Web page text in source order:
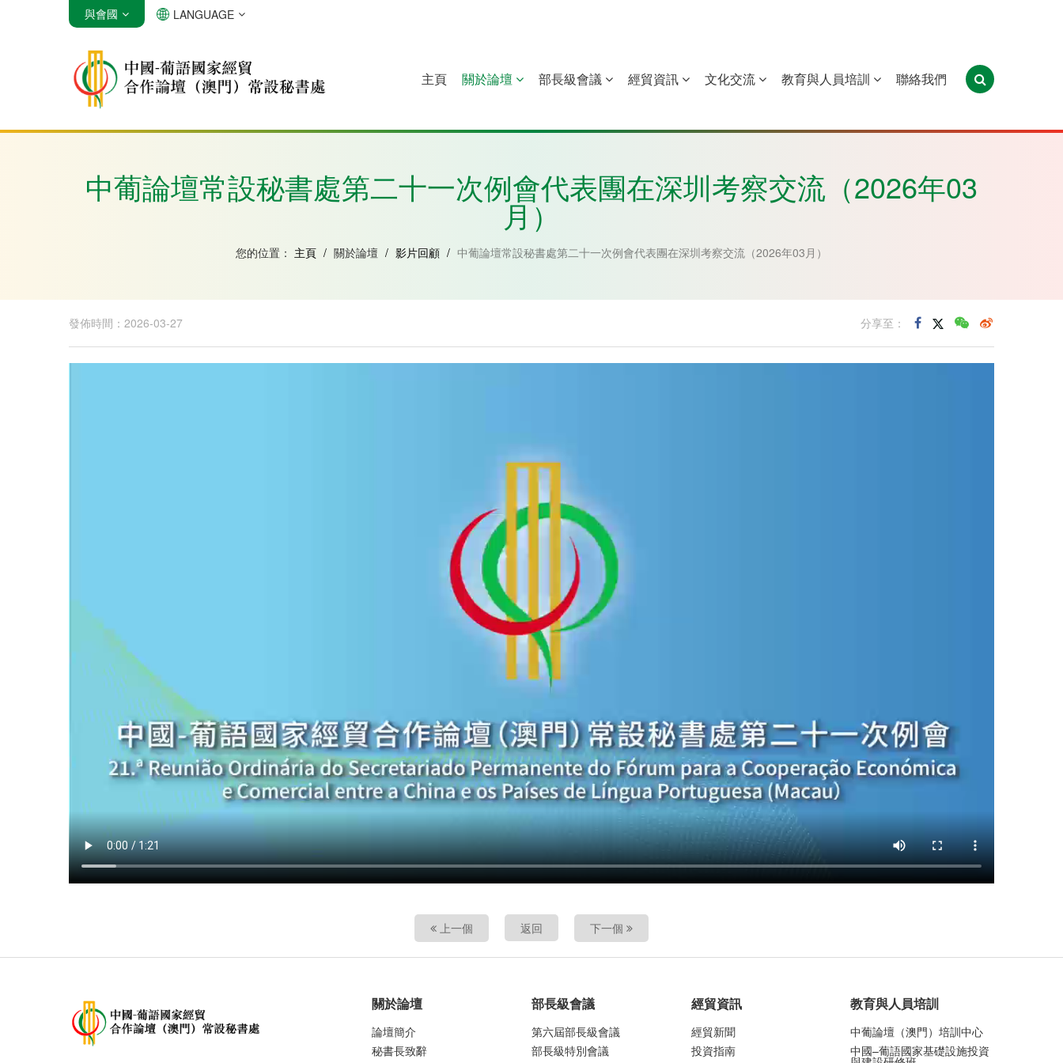
安哥拉 巴西 佛得角 幾內亞比紹 赤道幾內亞 莫桑比克 葡萄牙 聖多美和普林西比 東帝汶
與會國 LANGUAGE
主頁 關於論壇 部長級會議 經貿資訊 文化交流 教育與人員培訓 聯絡我們
中葡論壇常設秘書處第二十一次例會代表團在深圳考察交流（2026年03
月）
您的位置： 主頁 / 關於論壇 / 影片回顧 / 中葡論壇常設秘書處第二十一次例會代表團在深圳考察交流（2026年03月）
發佈時間：2026-03-27 分享至：
上一個 返回 下一個
關於論壇
論壇簡介
秘書長致辭
部長級會議
第六屆部長級會議
部長級特別會議
經貿資訊
經貿新聞
投資指南
教育與人員培訓
中葡論壇（澳門）培訓中心
中國–葡語國家基礎設施投資